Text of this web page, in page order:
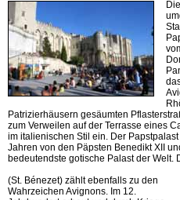
Patrizierhäusern gesäumten
zum Verweilen auf der Terrasse eines
im italienischen Stil ein. Der
Jahren von den Päpsten Benedikt XII
bedeutendste gotische Palast der Welt.
(St. Bénezet) zählt ebenfalls zu den
Wahrzeichen Avignons. Im 12.